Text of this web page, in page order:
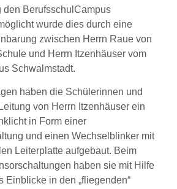
den BerufsschulCampus
wurde dies durch eine
zwischen Herrn Raue von
und Herrn Itzenhäuser vom
Schwalmstadt.
haben die Schülerinnen und
von Herrn Itzenhäuser ein
in Form einer
und einen Wechselblinker mit
Leiterplatte aufgebaut. Beim
haben sie mit Hilfe
Einblicke in den „fliegenden“